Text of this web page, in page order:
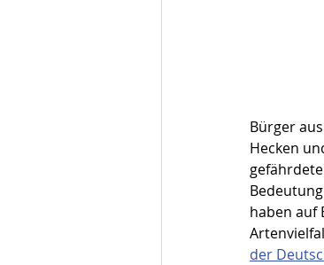
Bürger
Hecken
haben auf
der